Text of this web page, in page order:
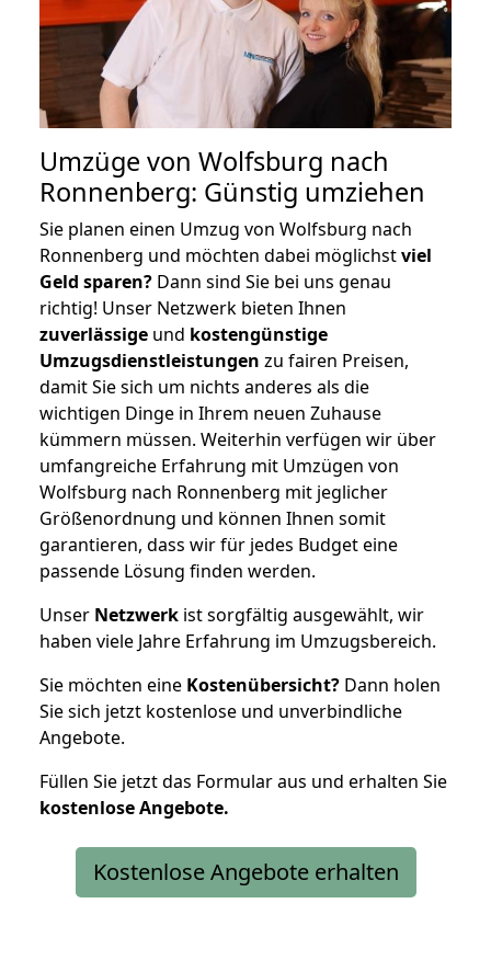
Umzüge von Wolfsburg nach
Ronnenberg: Günstig umziehen
Sie planen einen Umzug von Wolfsburg nach
Ronnenberg und möchten dabei möglichstviel
Geld sparen? Dann sind Sie bei uns genau
richtig! Unser Netzwerk bieten Ihnen
zuverlässige und kostengünstige
Umzugsdienstleistungen zu fairen Preisen,
damit Sie sich um nichts anderes als die
wichtigen Dinge in Ihrem neuen Zuhause
kümmern müssen. Weiterhin verfügen wir über
umfangreiche Erfahrung mit Umzügen von
Wolfsburg nach Ronnenberg mit jeglicher
Größenordnung und können Ihnen somit
garantieren, dass wir für jedes Budget eine
passende Lösung finden werden.
Unser Netzwerk ist sorgfältig ausgewählt, wir
haben viele Jahre Erfahrung im Umzugsbereich.
Sie möchten eine Kostenübersicht? Dann holen
Sie sich jetzt kostenlose und unverbindliche
Angebote.
Füllen Sie jetzt das Formular aus und erhalten Sie
kostenloseAngebote.
Kostenlose Angebote erhalten